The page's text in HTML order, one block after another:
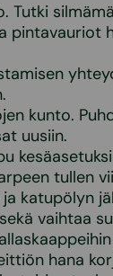
Tutki
pintavauriot
kunto.
uusiin.
tullen
katupölyn
vaihtaa
hana